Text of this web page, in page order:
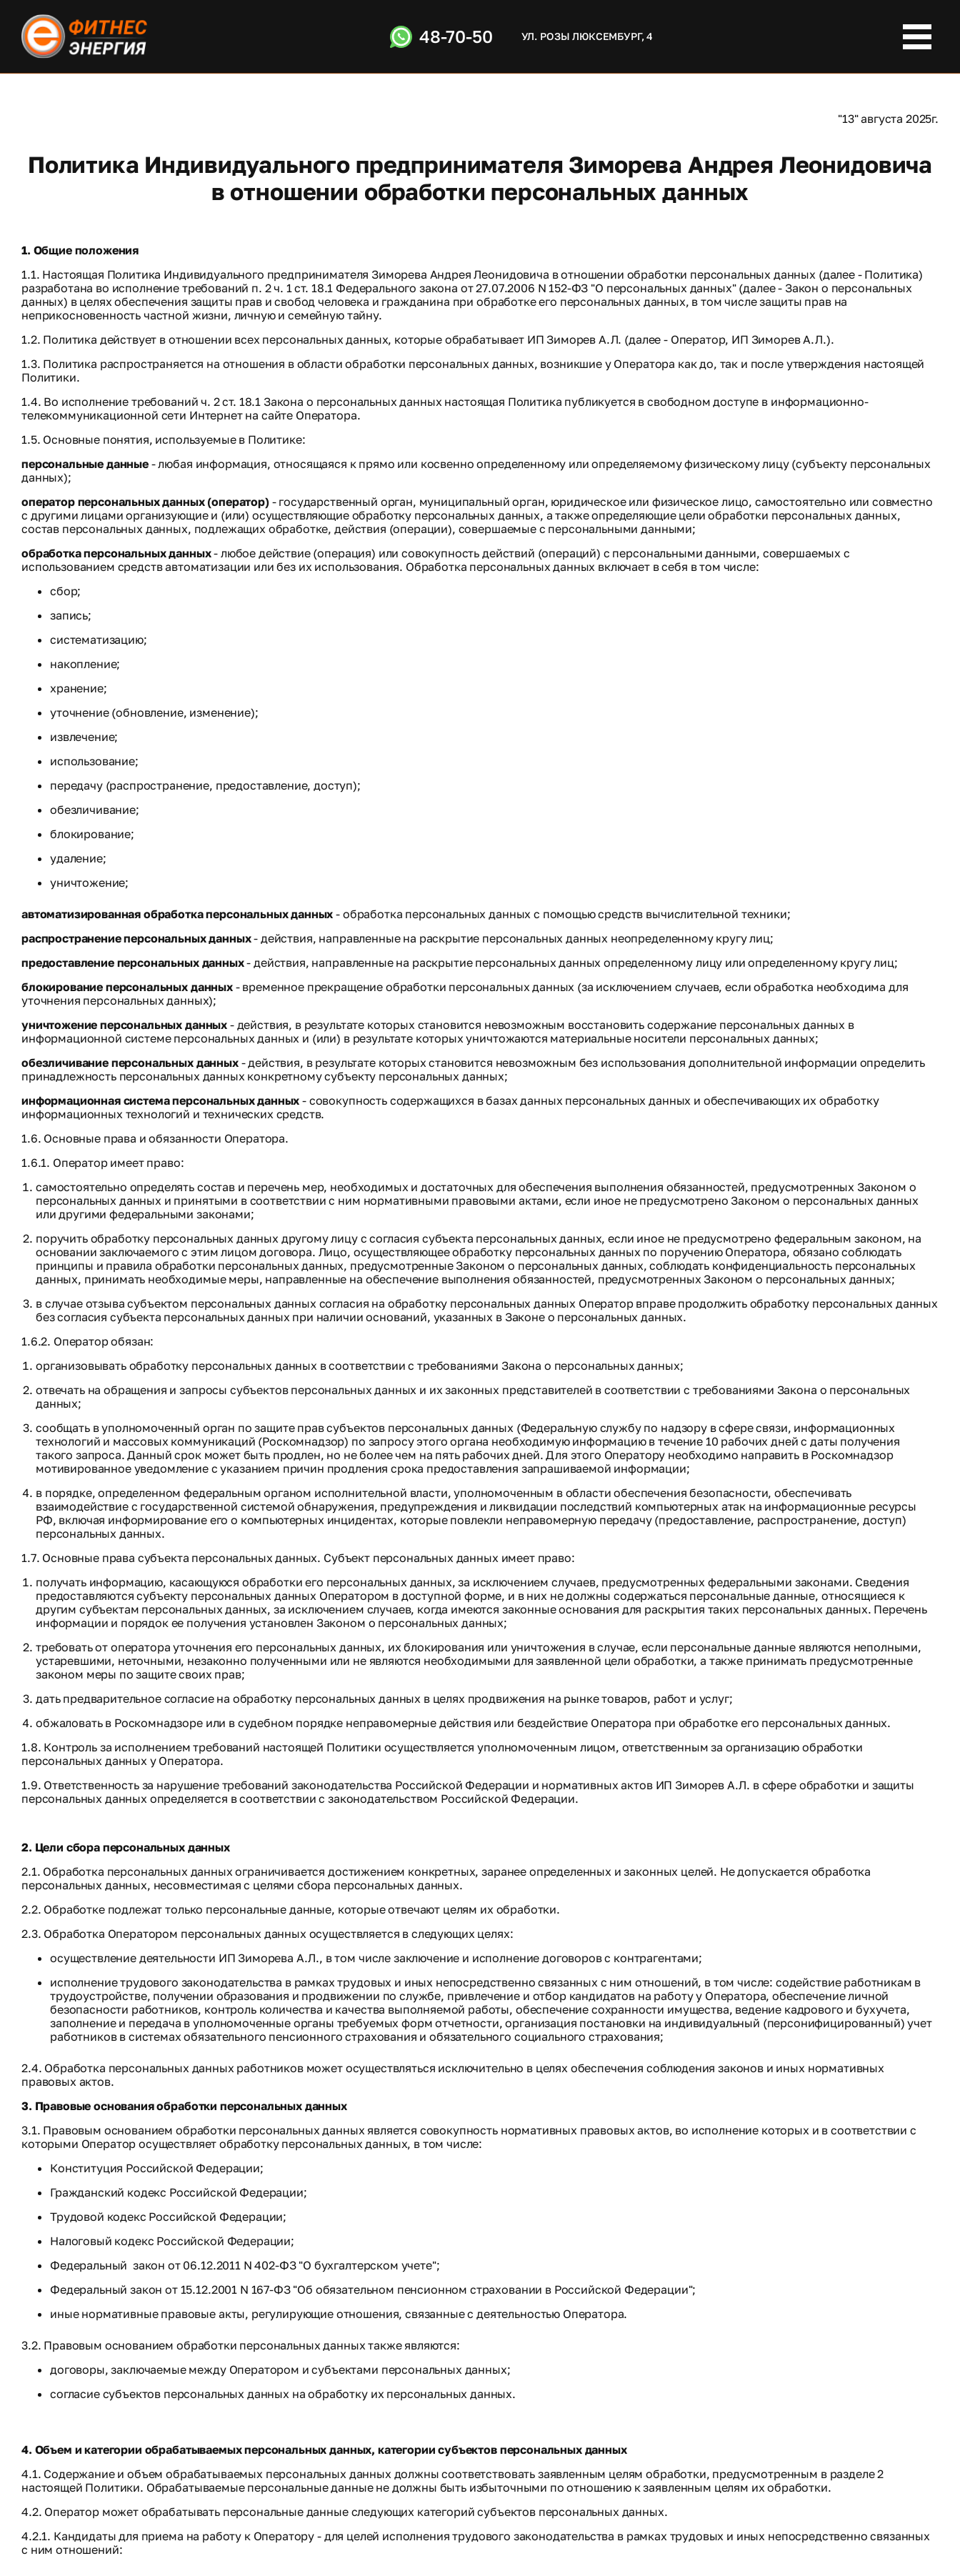
48-70-50 УЛ. РОЗЫ ЛЮКСЕМБУРГ, 4
"13" августа 2025г.
Политика Индивидуального предпринимателя Зиморева Андрея Леонидовича
в отношении обработки персональных данных
1. Общие положения
1.1. Настоящая Политика Индивидуального предпринимателя Зиморева Андрея Леонидовича в отношении обработки персональных данных (далее - Политика)
разработана во исполнение требований п. 2 ч. 1 ст. 18.1 Федерального закона от 27.07.2006 N 152-ФЗ "О персональных данных" (далее - Закон о персональных
данных) в целях обеспечения защиты прав и свобод человека и гражданина при обработке его персональных данных, в том числе защиты прав на
неприкосновенность частной жизни, личную и семейную тайну.
1.2. Политика действует в отношении всех персональных данных, которые обрабатывает ИП Зиморев А.Л. (далее - Оператор, ИП Зиморев А.Л.).
1.3. Политика распространяется на отношения в области обработки персональных данных, возникшие у Оператора как до, так и после утверждения настоящей
Политики.
1.4. Во исполнение требований ч. 2 ст. 18.1 Закона о персональных данных настоящая Политика публикуется в свободном доступе в информационно-
телекоммуникационной сети Интернет на сайте Оператора.
1.5. Основные понятия, используемые в Политике:
персональные данные- любая информация, относящаяся к прямо или косвенно определенному или определяемому физическому лицу (субъекту персональных
данных);
оператор персональных данных (оператор)- государственный орган, муниципальный орган, юридическое или физическое лицо, самостоятельно или совместно
с другими лицами организующие и (или) осуществляющие обработку персональных данных, а также определяющие цели обработки персональных данных,
состав персональных данных, подлежащих обработке, действия (операции), совершаемые с персональными данными;
обработка персональных данных- любое действие (операция) или совокупность действий (операций) с персональными данными, совершаемых с
использованием средств автоматизации или без их использования. Обработка персональных данных включает в себя в том числе:
сбор;
запись;
систематизацию;
накопление;
хранение;
уточнение (обновление, изменение);
извлечение;
использование;
передачу (распространение, предоставление, доступ);
обезличивание;
блокирование;
удаление;
уничтожение;
автоматизированная обработка персональных данных - обработка персональных данных с помощью средств вычислительной техники;
распространение персональных данных- действия, направленные на раскрытие персональных данных неопределенному кругу лиц;
предоставление персональных данных- действия, направленные на раскрытие персональных данных определенному лицу или определенному кругу лиц;
блокирование персональных данных- временное прекращение обработки персональных данных (за исключением случаев, если обработка необходима для
уточнения персональных данных);
уничтожение персональных данных - действия, в результате которых становится невозможным восстановить содержание персональных данных в
информационной системе персональных данных и (или) в результате которых уничтожаются материальные носители персональных данных;
обезличивание персональных данных- действия, в результате которых становится невозможным без использования дополнительной информации определить
принадлежность персональных данных конкретному субъекту персональных данных;
информационная система персональных данных - совокупность содержащихся в базах данных персональных данных и обеспечивающих их обработку
информационных технологий и технических средств.
1.6. Основные права и обязанности Оператора.
1.6.1. Оператор имеет право:
самостоятельно определять состав и перечень мер, необходимых и достаточных для обеспечения выполнения обязанностей, предусмотренных Законом о
персональных данных и принятыми в соответствии с ним нормативными правовыми актами, если иное не предусмотрено Законом о персональных данных
или другими федеральными законами;
поручить обработку персональных данных другому лицу с согласия субъекта персональных данных, если иное не предусмотрено федеральным законом, на
основании заключаемого с этим лицом договора. Лицо, осуществляющее обработку персональных данных по поручению Оператора, обязано соблюдать
принципы и правила обработки персональных данных, предусмотренные Законом о персональных данных, соблюдать конфиденциальность персональных
данных, принимать необходимые меры, направленные на обеспечение выполнения обязанностей, предусмотренных Законом о персональных данных;
в случае отзыва субъектом персональных данных согласия на обработку персональных данных Оператор вправе продолжить обработку персональных данных
без согласия субъекта персональных данных при наличии оснований, указанных в Законе о персональных данных.
1.6.2. Оператор обязан:
организовывать обработку персональных данных в соответствии с требованиями Закона о персональных данных;
отвечать на обращения и запросы субъектов персональных данных и их законных представителей в соответствии с требованиями Закона о персональных
данных;
сообщать в уполномоченный орган по защите прав субъектов персональных данных (Федеральную службу по надзору в сфере связи, информационных
технологий и массовых коммуникаций (Роскомнадзор) по запросу этого органа необходимую информацию в течение 10 рабочих дней с даты получения
такого запроса. Данный срок может быть продлен, но не более чем на пять рабочих дней. Для этого Оператору необходимо направить в Роскомнадзор
мотивированное уведомление с указанием причин продления срока предоставления запрашиваемой информации;
в порядке, определенном федеральным органом исполнительной власти, уполномоченным в области обеспечения безопасности, обеспечивать
взаимодействие с государственной системой обнаружения, предупреждения и ликвидации последствий компьютерных атак на информационные ресурсы
РФ, включая информирование его о компьютерных инцидентах, которые повлекли неправомерную передачу (предоставление, распространение, доступ)
персональных данных.
1.7. Основные права субъекта персональных данных. Субъект персональных данных имеет право:
получать информацию, касающуюся обработки его персональных данных, за исключением случаев, предусмотренных федеральными законами. Сведения
предоставляются субъекту персональных данных Оператором в доступной форме, и в них не должны содержаться персональные данные, относящиеся к
другим субъектам персональных данных, за исключением случаев, когда имеются законные основания для раскрытия таких персональных данных. Перечень
информации и порядок ее получения установлен Законом о персональных данных;
требовать от оператора уточнения его персональных данных, их блокирования или уничтожения в случае, если персональные данные являются неполными,
устаревшими, неточными, незаконно полученными или не являются необходимыми для заявленной цели обработки, а также принимать предусмотренные
законом меры по защите своих прав;
дать предварительное согласие на обработку персональных данных в целях продвижения на рынке товаров, работ и услуг;
обжаловать в Роскомнадзоре или в судебном порядке неправомерные действия или бездействие Оператора при обработке его персональных данных.
1.8. Контроль за исполнением требований настоящей Политики осуществляется уполномоченным лицом, ответственным за организацию обработки
персональных данных у Оператора.
1.9. Ответственность за нарушение требований законодательства Российской Федерации и нормативных актов ИП Зиморев А.Л. в сфере обработки и защиты
персональных данных определяется в соответствии с законодательством Российской Федерации.
2. Цели сбора персональных данных
2.1. Обработка персональных данных ограничивается достижением конкретных, заранее определенных и законных целей. Не допускается обработка
персональных данных, несовместимая с целями сбора персональных данных.
2.2. Обработке подлежат только персональные данные, которые отвечают целям их обработки.
2.3. Обработка Оператором персональных данных осуществляется в следующих целях:
осуществление деятельности ИП Зиморева А.Л., в том числе заключение и исполнение договоров с контрагентами;
исполнение трудового законодательства в рамках трудовых и иных непосредственно связанных с ним отношений, в том числе: содействие работникам в
трудоустройстве, получении образования и продвижении по службе, привлечение и отбор кандидатов на работу у Оператора, обеспечение личной
безопасности работников, контроль количества и качества выполняемой работы, обеспечение сохранности имущества, ведение кадрового и бухучета,
заполнение и передача в уполномоченные органы требуемых форм отчетности, организация постановки на индивидуальный (персонифицированный) учет
работников в системах обязательного пенсионного страхования и обязательного социального страхования;
2.4. Обработка персональных данных работников может осуществляться исключительно в целях обеспечения соблюдения законов и иных нормативных
правовых актов.
3. Правовые основания обработки персональных данных
3.1. Правовым основанием обработки персональных данных является совокупность нормативных правовых актов, во исполнение которых и в соответствии с
которыми Оператор осуществляет обработку персональных данных, в том числе:
Конституция Российской Федерации;
Гражданский кодекс Российской Федерации;
Трудовой кодекс Российской Федерации;
Налоговый кодекс Российской Федерации;
Федеральный закон от 06.12.2011 N 402-ФЗ "О бухгалтерском учете";
Федеральный закон от 15.12.2001 N 167-ФЗ "Об обязательном пенсионном страховании в Российской Федерации";
иные нормативные правовые акты, регулирующие отношения, связанные с деятельностью Оператора.
3.2. Правовым основанием обработки персональных данных также являются:
договоры, заключаемые между Оператором и субъектами персональных данных;
согласие субъектов персональных данных на обработку их персональных данных.
4. Объем и категории обрабатываемых персональных данных, категории субъектов персональных данных
4.1. Содержание и объем обрабатываемых персональных данных должны соответствовать заявленным целям обработки, предусмотренным в разделе 2
настоящей Политики. Обрабатываемые персональные данные не должны быть избыточными по отношению к заявленным целям их обработки.
4.2. Оператор может обрабатывать персональные данные следующих категорий субъектов персональных данных.
4.2.1. Кандидаты для приема на работу к Оператору - для целей исполнения трудового законодательства в рамках трудовых и иных непосредственно связанных
с ним отношений: